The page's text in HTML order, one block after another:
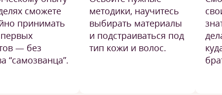
сможете
принимать
— без
“самозванца”.
методики, научитесь
выбирать материалы
и подстраиваться под
тип кожи и волос.